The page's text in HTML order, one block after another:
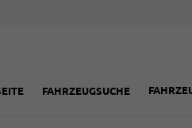
FAHRZEUGSUCHE